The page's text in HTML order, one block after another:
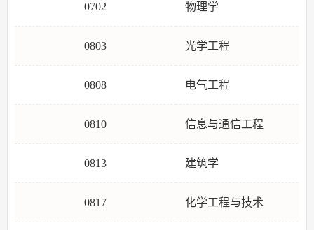
0702 物理学
0803 光学工程
0808 电气工程
0810 信息与通信工程
0813 建筑学
0817 化学工程与技术